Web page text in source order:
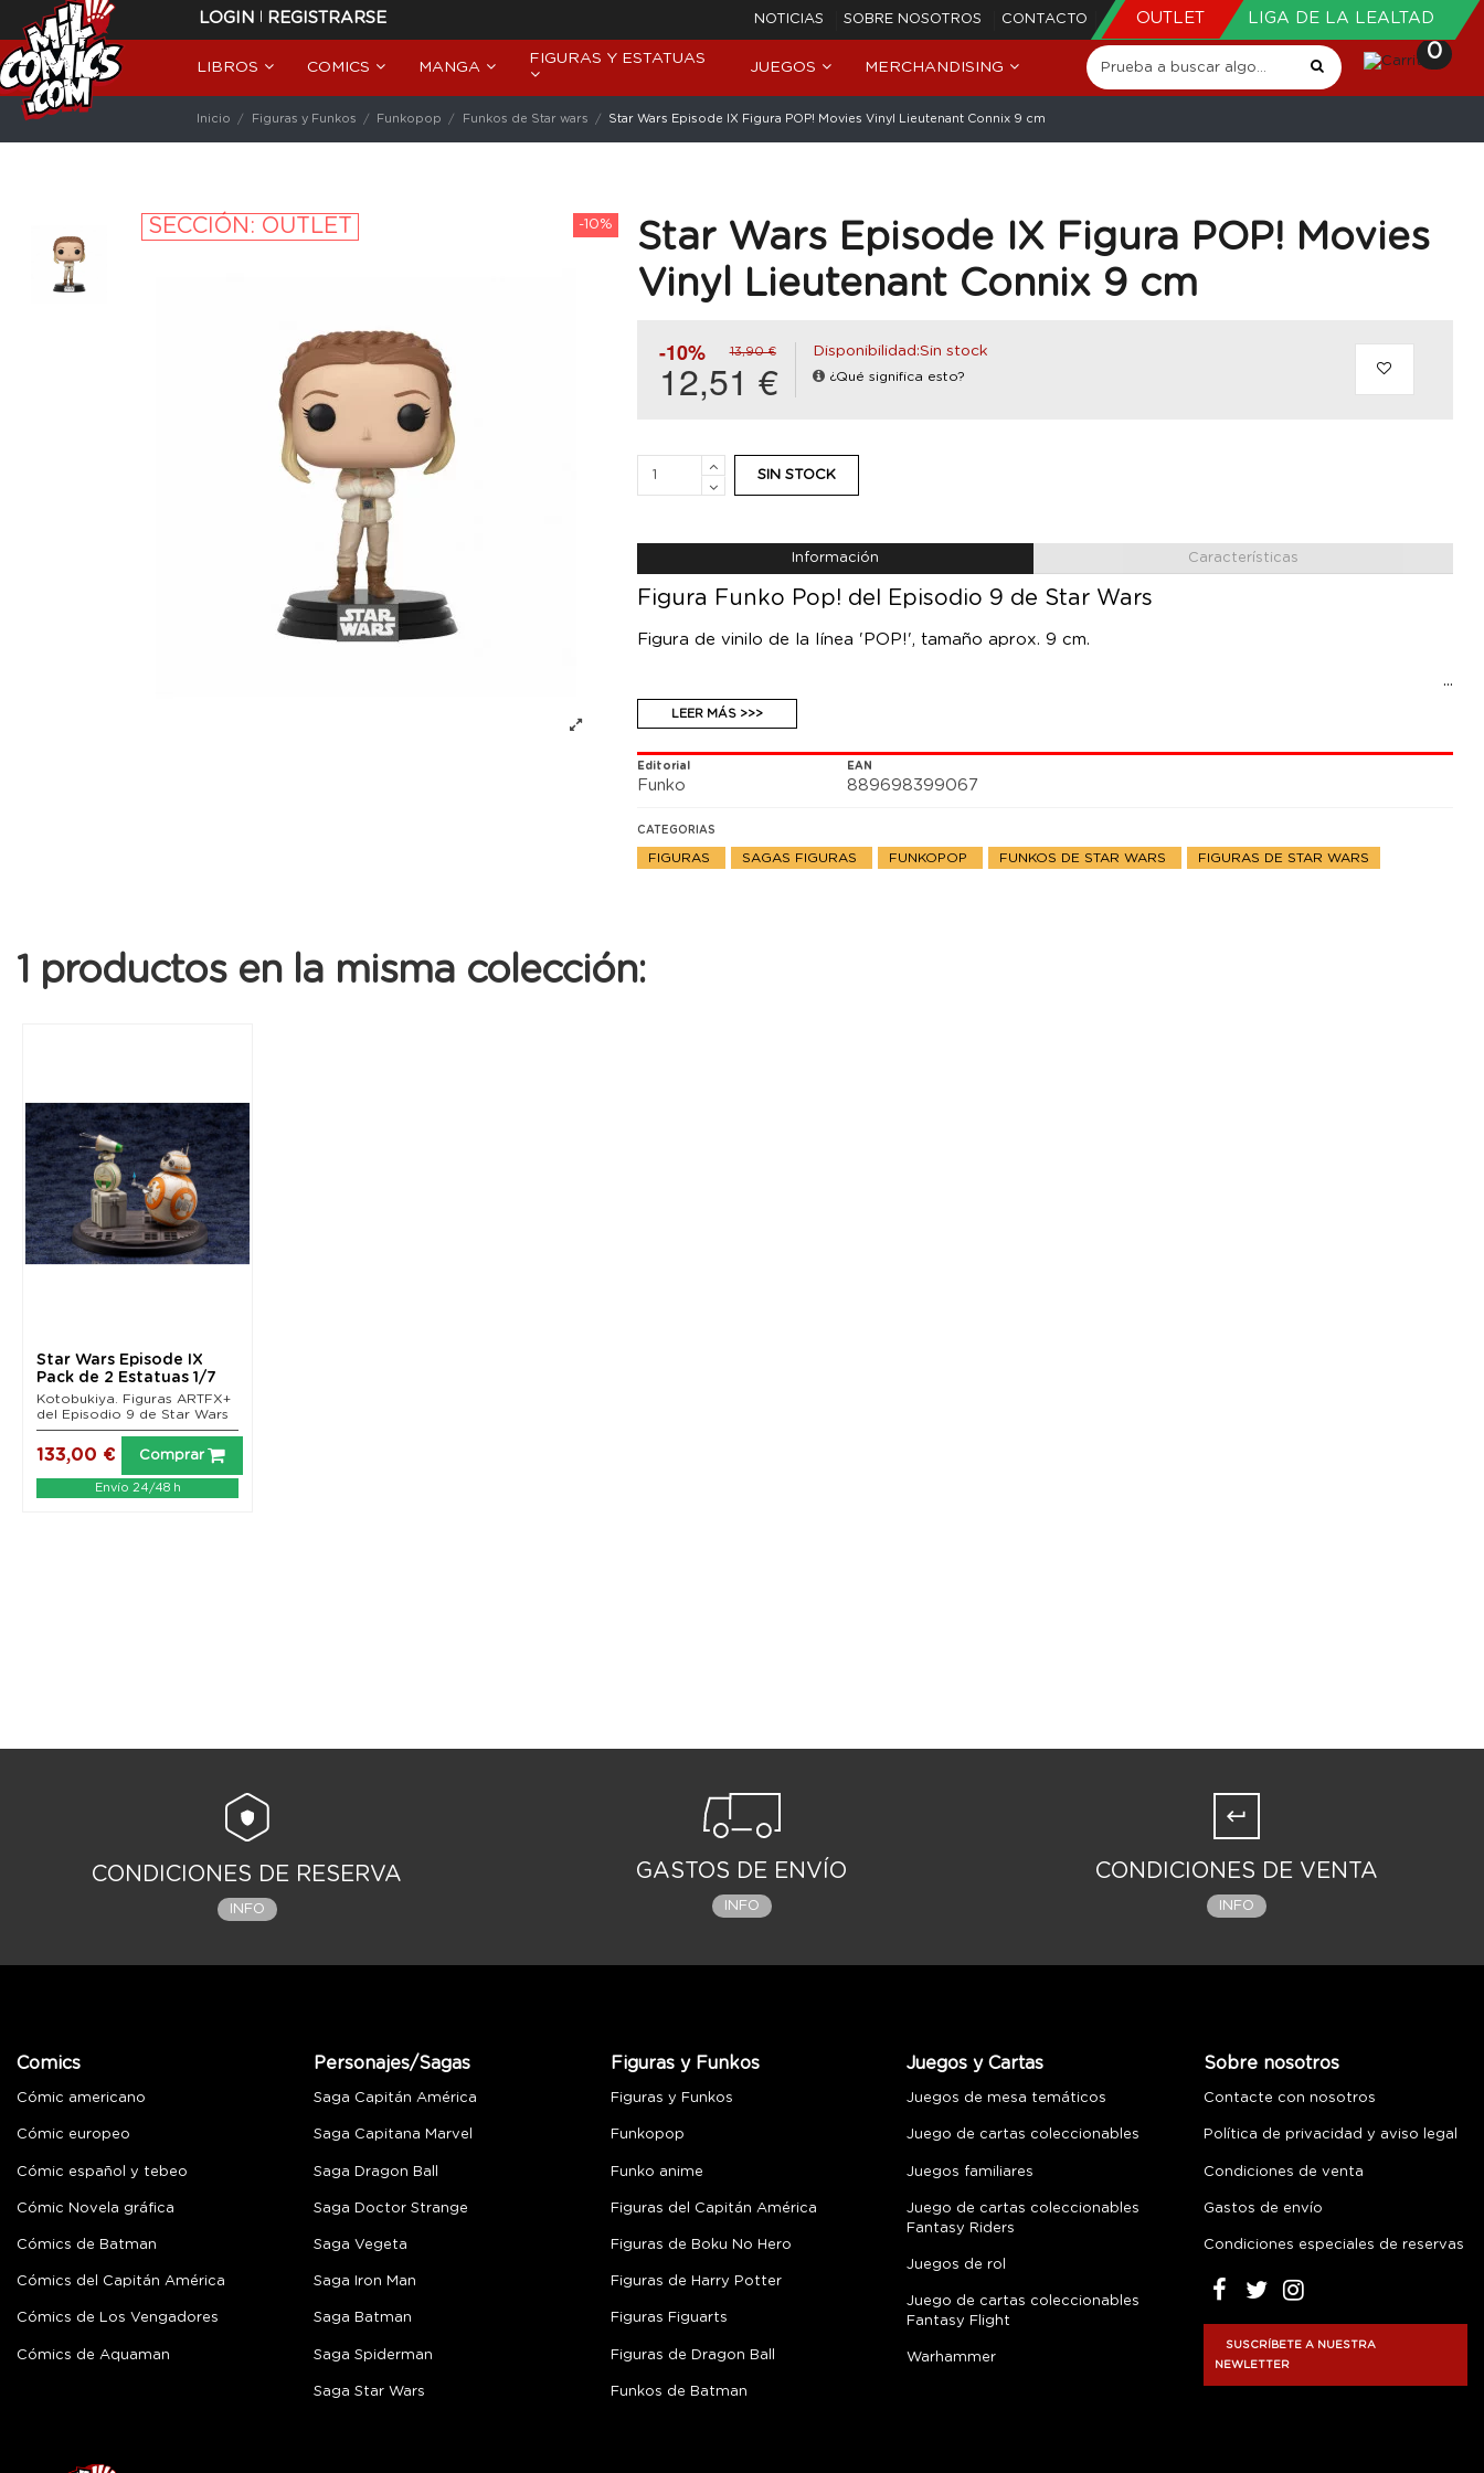
LOGIN | REGISTRARSE NOTICIAS SOBRE NOSOTROS CONTACTO OUTLET LIGA DE LA LEALTAD
LIBROS COMICS MANGA
FIGURAS Y ESTATUAS
JUEGOS MERCHANDISING
0
Inicio Figuras y Funkos Funkopop Funkos de Star wars Star Wars Episode IX Figura POP! Movies Vinyl Lieutenant Connix 9 cm
-10%
SECCIÓN: OUTLET
Star Wars Episode IX Figura POP! Movies
Vinyl Lieutenant Connix 9 cm
-10% 13,90 €
12,51 €
Disponibilidad:Sin stock
¿Qué significa esto?
SIN STOCK
Información Características
Figura Funko Pop! del Episodio 9 de Star Wars
Figura de vinilo de la línea 'POP!', tamaño aprox. 9 cm.
LEER MÁS >>>
Editorial
Funko
EAN
889698399067
CATEGORIAS
FIGURAS SAGAS FIGURAS FUNKOPOP FUNKOS DE STAR WARS FIGURAS DE STAR WARS
1 productos en la misma colección:
Star Wars Episode IX
Pack de 2 Estatuas 1/7
ARTFX+ D-O & BB-8...
Kotobukiya. Figuras ARTFX+
del Episodio 9 de Star Wars
133,00 € Comprar
Envío 24/48 h
CONDICIONES DE RESERVA
INFO
GASTOS DE ENVÍO
INFO
CONDICIONES DE VENTA
INFO
Comics
Cómic americano
Cómic europeo
Cómic español y tebeo
Cómic Novela gráfica
Cómics de Batman
Cómics del Capitán América
Cómics de Los Vengadores
Cómics de Aquaman
Personajes/Sagas
Saga Capitán América
Saga Capitana Marvel
Saga Dragon Ball
Saga Doctor Strange
Saga Vegeta
Saga Iron Man
Saga Batman
Saga Spiderman
Saga Star Wars
Figuras y Funkos
Figuras y Funkos
Funkopop
Funko anime
Figuras del Capitán América
Figuras de Boku No Hero
Figuras de Harry Potter
Figuras Figuarts
Figuras de Dragon Ball
Funkos de Batman
Juegos y Cartas
Juegos de mesa temáticos
Juego de cartas coleccionables
Juegos familiares
Juego de cartas coleccionables
Fantasy Riders
Juegos de rol
Juego de cartas coleccionables
Fantasy Flight
Warhammer
Sobre nosotros
Contacte con nosotros
Política de privacidad y aviso legal
Condiciones de venta
Gastos de envío
Condiciones especiales de reservas
SUSCRÍBETE A NUESTRA
NEWLETTER